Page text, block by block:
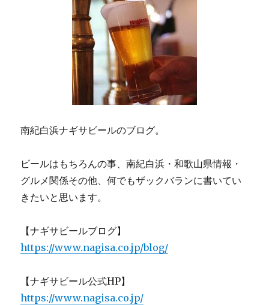
南紀白浜ナギサビールのブログ。
ビールはもちろんの事、南紀白浜・和歌山県情報・
グルメ関係その他、何でもザックバランに書いてい
きたいと思います。
【ナギサビールブログ】
https://www.nagisa.co.jp/blog/
【ナギサビール公式HP】
https://www.nagisa.co.jp/